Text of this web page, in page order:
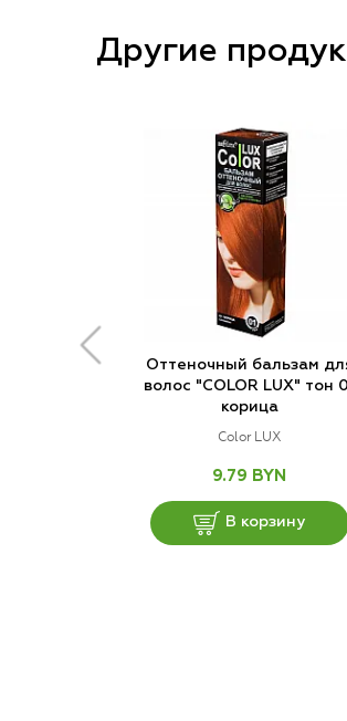
Другие
Оттеночный бальзам
волос "COLOR LUX" тон
корица
Color LUX
9.79 BYN
В корзину